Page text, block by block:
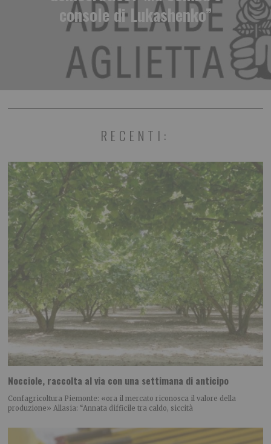
console di Lukashenko”
RECENTI:
Nocciole, raccolta al via con una settimana di anticipo
Confagricoltura Piemonte: «ora il mercato riconosca il valore della
produzione» Allasia: “Annata difficile tra caldo, siccità